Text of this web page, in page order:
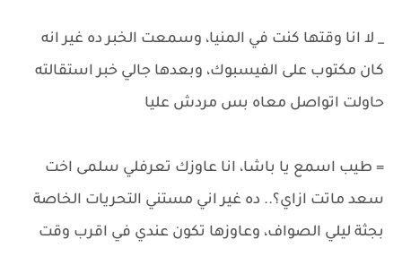
_ لا انا وقتها كنت في المنيا، وسمعت الخبر ده غير انه
كان مكتوب على الفيسبوك، وبعدها جالي خبر استقالته
حاولت اتواصل معاه بس مردش عليا
= طيب اسمع يا باشا، انا عاوزك تعرفلي سلمى اخت
سعد ماتت ازاي؟.. ده غير اني مستني التحريات الخاصة
بجثة ليلي الصواف، وعاوزها تكون عندي في اقرب وقت